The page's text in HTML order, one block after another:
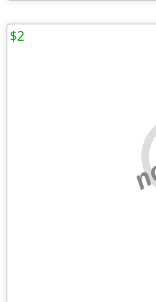
$2